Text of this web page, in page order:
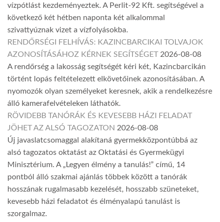
vízpótlást kezdeményeztek. A Perlit-92 Kft. segítségével a
következő két hétben naponta két alkalommal
szivattyúznak vizet a vízfolyásokba.
RENDŐRSÉGI FELHÍVÁS: KAZINCBARCIKAI TOLVAJOK
AZONOSÍTÁSÁHOZ KÉRNEK SEGÍTSÉGET 2026-08-08
A rendőrség a lakosság segítségét kéri két, Kazincbarcikán
történt lopás feltételezett elkövetőinek azonosításában. A
nyomozók olyan személyeket keresnek, akik a rendelkezésre
álló kamerafelvételeken láthatók.
RÖVIDEBB TANÓRÁK ÉS KEVESEBB HÁZI FELADAT
JÖHET AZ ALSÓ TAGOZATON 2026-08-08
Új javaslatcsomaggal alakítaná gyermekközpontúbbá az
alsó tagozatos oktatást az Oktatási és Gyermekügyi
Minisztérium. A „Legyen élmény a tanulás!” című, 14
pontból álló szakmai ajánlás többek között a tanórák
hosszának rugalmasabb kezelését, hosszabb szüneteket,
kevesebb házi feladatot és élményalapú tanulást is
szorgalmaz.